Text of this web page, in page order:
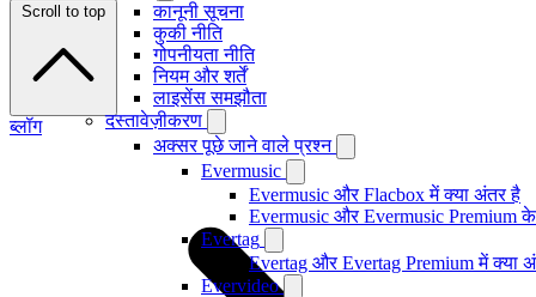
कानूनी सूचना
कुकी नीति
गोपनीयता नीति
नियम और शर्तें
लाइसेंस समझौता
दस्तावेज़ीकरण
अक्सर पूछे जाने वाले प्रश्न
Evermusic
Evermusic और Flacbox में क्या अंतर है
Evermusic और Evermusic Premium
Evertag
Evertag और Evertag Premium में क्या
Evervideo
Scroll to top
ब्लॉग